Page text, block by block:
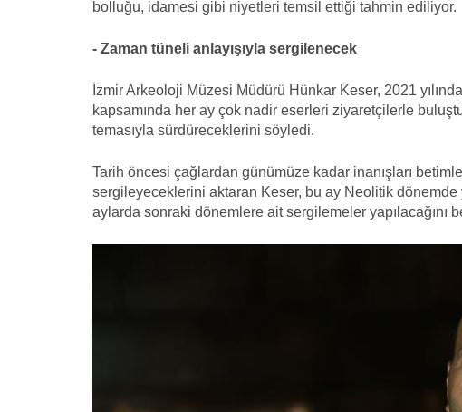
bolluğu, idamesi gibi niyetleri temsil ettiği tahmin ediliyor.
- Zaman tüneli anlayışıyla sergilenecek
İzmir Arkeoloji Müzesi Müdürü Hünkar Keser, 2021
kapsamında her ay çok nadir eserleri ziyaretçilerle
temasıyla sürdüreceklerini söyledi.
Tarih öncesi çağlardan günümüze kadar inanışları
sergileyeceklerini aktaran Keser, bu ay Neolitik dönemde
aylarda sonraki dönemlere ait sergilemeler yapılacağını